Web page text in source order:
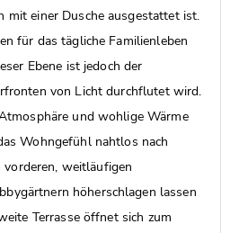
mit einer Dusche ausgestattet ist.
für das tägliche Familienleben
Ebene ist jedoch der
von Licht durchflutet wird.
und wohlige Wärme
Wohngefühl nahtlos nach
vorderen, weitläufigen
höherschlagen lassen
Terrasse öffnet sich zum